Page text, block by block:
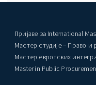
Пријаве за International
Мастер студије – Право и
Мастер европских
Master in Public